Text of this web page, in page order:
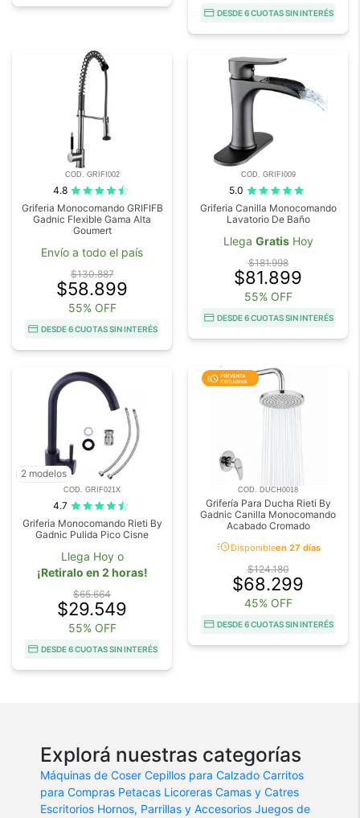
DESDE 6 CUOTAS SIN INTERÉS
COD. GRIFI002
4.8
Griferia Monocomando GRIFIFB
Gadnic Flexible Gama Alta
Goumert
Envío a todo el país
$130.887
$58.899
55% OFF
DESDE 6 CUOTAS SIN INTERÉS
COD. GRIFI009
5.0
Griferia Canilla Monocomando
Lavatorio De Baño
Llega GratisHoy
$181.998
$81.899
55% OFF
DESDE 6 CUOTAS SIN INTERÉS
2 modelos
COD. GRIF021X
4.7
Griferia Monocomando Rieti By
Gadnic Pulida Pico Cisne
Llega Hoy o
¡Retiralo en 2 horas!
$65.664
$29.549
55% OFF
DESDE 6 CUOTAS SIN INTERÉS
COD. DUCH0018
Grifería Para Ducha Rieti By
Gadnic Canilla Monocomando
Acabado Cromado
acuteDisponibleen 27 días
$124.180
$68.299
45% OFF
DESDE 6 CUOTAS SIN INTERÉS
Explorá nuestras categorías
Máquinas de Coser Cepillos para Calzado Carritos
para Compras Petacas Licoreras Camas y Catres
Escritorios Hornos, Parrillas y Accesorios Juegos de